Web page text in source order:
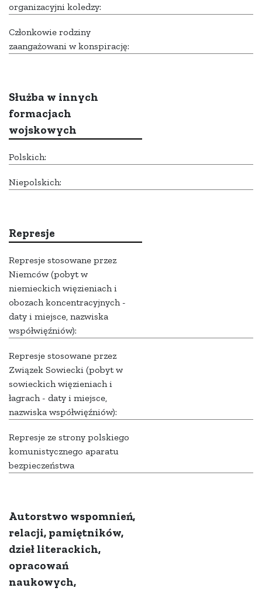
organizacyjni koledzy:
Członkowie rodziny
zaangażowani w konspirację:
Służba w innych
formacjach
wojskowych
Polskich:
Niepolskich:
Represje
Represje stosowane przez
Niemców (pobyt w
niemieckich więzieniach i
obozach koncentracyjnych -
daty i miejsce, nazwiska
współwięźniów):
Represje stosowane przez
Związek Sowiecki (pobyt w
sowieckich więzieniach i
łagrach - daty i miejsce,
nazwiska współwięźniów):
Represje ze strony polskiego
komunistycznego aparatu
bezpieczeństwa
Autorstwo wspomnień,
relacji, pamiętników,
dzieł literackich,
opracowań
naukowych,